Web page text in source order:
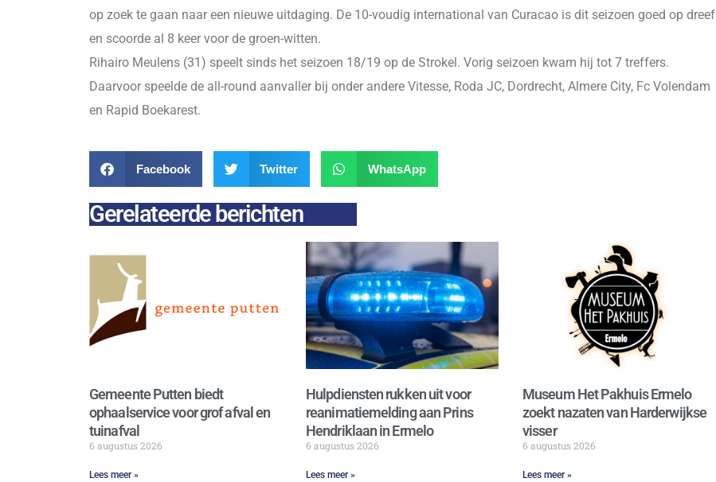
op zoek te gaan naar een nieuwe uitdaging. De 10-voudig international van Curacao is dit seizoen goed op dreef
en scoorde al 8 keer voor de groen-witten.
Rihairo Meulens (31) speelt sinds het seizoen 18/19 op de Strokel. Vorig seizoen kwam hij tot 7 treffers.
Daarvoor speelde de all-round aanvaller bij onder andere Vitesse, Roda JC, Dordrecht, Almere City, Fc Volendam
en Rapid Boekarest.
Facebook Twitter WhatsApp
Gerelateerde berichten
Gemeente Putten biedt
ophaalservice voor grof afval en
tuinafval
6 augustus 2026
Lees meer »
Hulpdiensten rukken uit voor
reanimatiemelding aan Prins
Hendriklaan in Ermelo
6 augustus 2026
Lees meer »
Museum Het Pakhuis Ermelo
zoekt nazaten van Harderwijkse
visser
6 augustus 2026
Lees meer »